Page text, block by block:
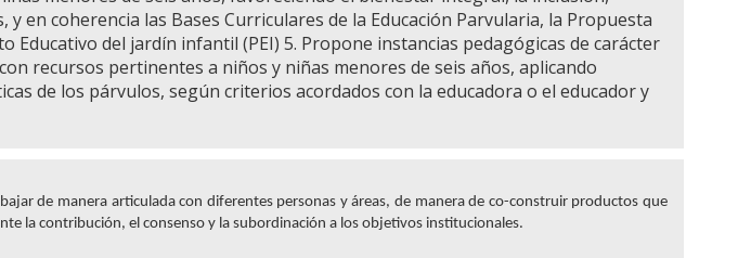
en coherencia las Bases Curriculares de la Educación Parvularia, la Propuesta
Educativo del jardín infantil (PEI) 5. Propone instancias pedagógicas de carácter
recursos pertinentes a niños y niñas menores de seis años, aplicando
de los párvulos, según criterios acordados con la educadora o el educador y
de manera articulada con diferentes personas y áreas, de manera de co-construir productos que
la contribución, el consenso y la subordinación a los objetivos institucionales.